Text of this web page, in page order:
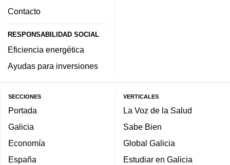
Contacto
RESPONSABILIDAD SOCIAL
Eficiencia energética
Ayudas para inversiones
SECCIONES
Portada
Galicia
Economía
España
VERTICALES
La Voz de la Salud
Sabe Bien
Global Galicia
Estudiar en Galicia